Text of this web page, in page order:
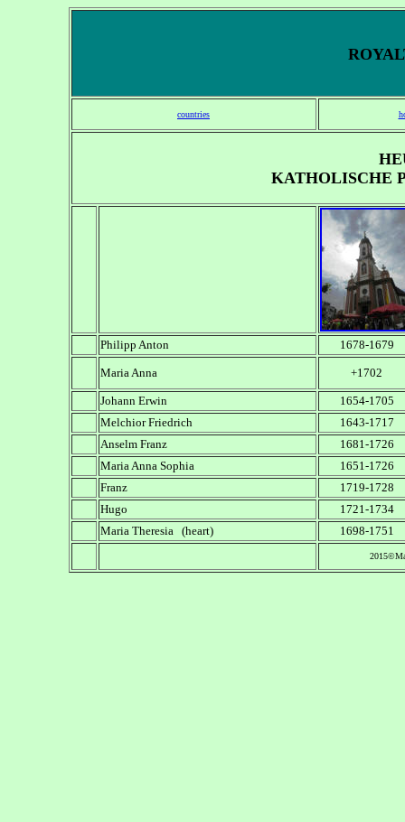
countries
KATHOLISCHE
Philipp Anton 1678-1679
Maria Anna +1702
Johann Erwin
1654-1705
Melchior Friedrich
1643-1717
Anselm Franz
1681-1726
Maria Anna Sophia
1651-1726
Franz
1719-1728
Hugo
1721-1734
Maria Theresia (heart)
1698-1751